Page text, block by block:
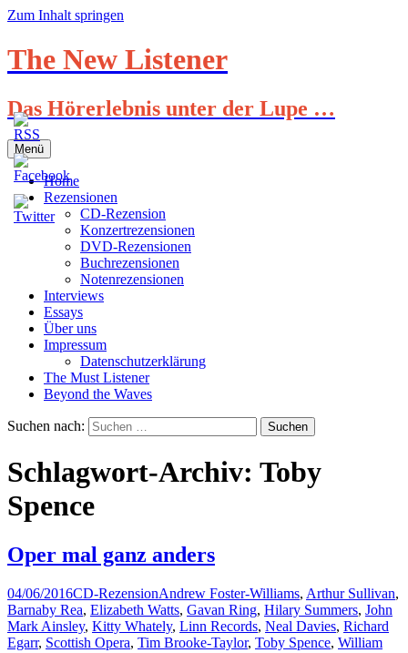
Zum Inhalt springen
The New Listener
Das Hörerlebnis unter der Lupe …
Menü
Home
Rezensionen
CD-Rezension
Konzertrezensionen
DVD-Rezensionen
Buchrezensionen
Notenrezensionen
Interviews
Essays
Über uns
Impressum
Datenschutzerklärung
The Must Listener
Beyond the Waves
Suchen nach:
Schlagwort-Archiv: Toby
Spence
Oper mal ganz anders
04/06/2016CD-RezensionAndrew Foster-Williams, Arthur Sullivan,
Barnaby Rea, Elizabeth Watts, Gavan Ring, Hilary Summers, John
Mark Ainsley, Kitty Whately, Linn Records, Neal Davies, Richard
Egarr, Scottish Opera, Tim Brooke-Taylor, Toby Spence, William